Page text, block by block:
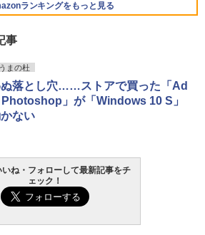
ランキングをもっと見る
事
まの杜
落とし穴……ストアで買った「Ad
」が「Windows 10 S」
ない
ね・フォローして最新記事をチ
ェック！